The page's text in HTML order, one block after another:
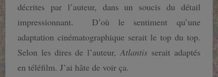
décrites par l’auteur, dans un soucis du détail
impressionnant. D’où le sentiment qu’une
adaptation cinématographique serait le top du top.
Selon les dires de l’auteur,Atlantis serait adaptés
en téléfilm. J’ai hâte de voir ça.